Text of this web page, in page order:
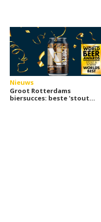
Nieuws
Groot Rotterdams
biersucces: beste 'stout